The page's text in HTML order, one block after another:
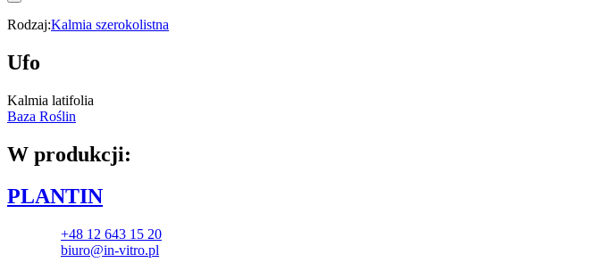
Rodzaj:Kalmia szerokolistna
Ufo
Kalmia latifolia
Baza Roślin
W produkcji:
PLANTIN
+48 12 643 15 20
biuro@in-vitro.pl